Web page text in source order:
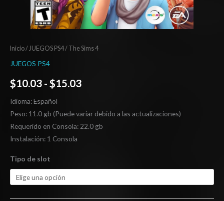
Inicio/ JUEGOS PS4/ The Sims 4
JUEGOS PS4
$10.03 - $15.03
Idioma: Español
Peso: 11.0 gb (Puede variar debido a las actualizaciones)
Requerido en Consola: 22.0 gb
Instalación: 1 Consola
Tipo de slot